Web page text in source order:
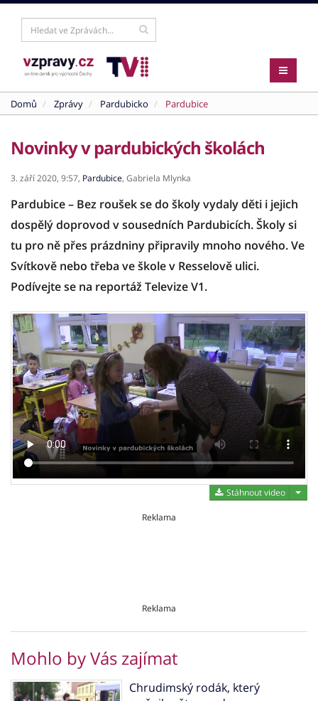
Domů Zprávy Pardubicko Pardubice
Novinky v pardubických školách
3. září 2020, 9:57, Pardubice, Gabriela Mlynka
Pardubice – Bez roušek se do školy vydaly děti i jejich
dospělý doprovod v sousedních Pardubicích. Školy si
tu pro ně přes prázdniny připravily mnoho nového. Ve
Svítkově nebo třeba ve škole v Resselově ulici.
Podívejte se na reportáž Televize V1.
Stáhnout video
Reklama
Reklama
Mohlo by Vás zajímat
Chrudimský rodák, který